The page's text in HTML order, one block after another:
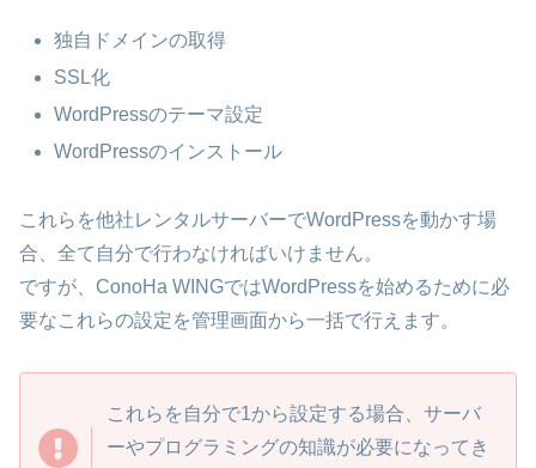
独自ドメインの取得
SSL化
WordPressのテーマ設定
WordPressのインストール
これらを他社レンタルサーバーでWordPressを動かす場
合、全て自分で行わなければいけません。
ですが、ConoHa WINGではWordPressを始めるために必
要なこれらの設定を管理画面から一括で行えます。
これらを自分で1から設定する場合、サーバ
ーやプログラミングの知識が必要になってき